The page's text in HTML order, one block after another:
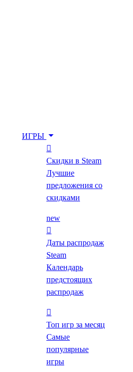
ИГРЫ
Скидки в Steam
Лучшие
предложения со
скидками
new
Даты распродаж
Steam
Календарь
предстоящих
распродаж
Топ игр за месяц
Самые
популярные
игры
цены
Online - New Year Sticker
Racing
Year